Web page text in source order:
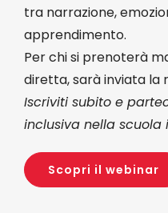
tra narrazione,
apprendimento.
Per chi si prenoterà
diretta, sarà inviata la
Iscriviti subito e
inclusiva nella scuola
Scopri il webinar